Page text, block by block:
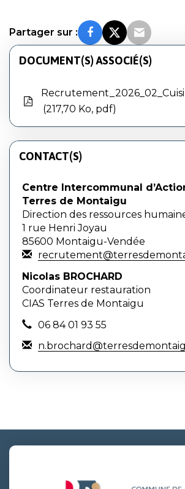
Partager sur :
DOCUMENT(S) ASSOCIÉ(S)
217,70 Ko, pdf
CONTACT(S)
Centre Intercommunal
Terres de Montaigu
Direction des ressources
1 rue Henri Joyau
85600 Montaigu-Vendée
Nicolas BROCHARD
Coordinateur restauration
CIAS Terres de Montaigu
06 84 01 93 55